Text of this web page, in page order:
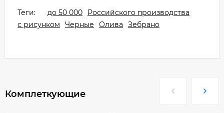
Теги: до 50 000
Российского производства
с рисунком
Черные Олива Зебрано
Комплеткующие